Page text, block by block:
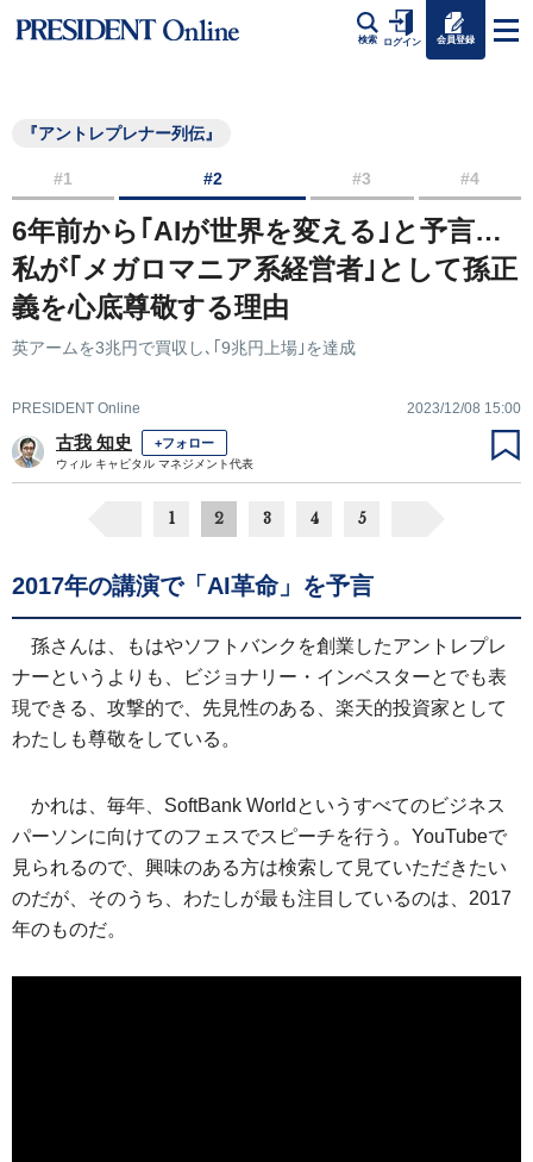
検索 ログイン 会員登録
『アントレプレナー列伝』
#1 #2 #3 #4
6年前から｢AIが世界を変える｣と予言…
私が｢メガロマニア系経営者｣として孫正
義を心底尊敬する理由
英アームを3兆円で買収し､｢9兆円上場｣を達成
PRESIDENT Online 2023/12/08 15:00
古我 知史 +フォロー
ウィル キャピタル マネジメント代表
1 2 3 4 5
2017年の講演で「AI革命」を予言
孫さんは、もはやソフトバンクを創業したアントレプレ
ナーというよりも、ビジョナリー・インベスターとでも表
現できる、攻撃的で、先見性のある、楽天的投資家として
わたしも尊敬をしている。
かれは、毎年、SoftBank Worldというすべてのビジネス
パーソンに向けてのフェスでスピーチを行う。YouTubeで
見られるので、興味のある方は検索して見ていただきたい
のだが、そのうち、わたしが最も注目しているのは、2017
年のものだ。